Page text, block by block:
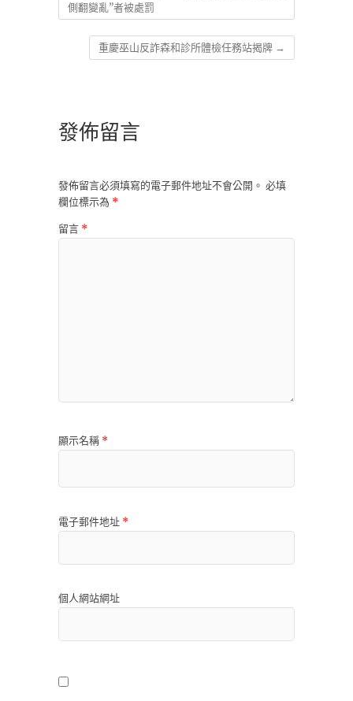
側翻變亂”者被處罰
重慶巫山反詐森和診所體檢任務站揭牌 →
發佈留言
發佈留言必須填寫的電子郵件地址不會公開。 必填
欄位標示為 *
留言 *
顯示名稱 *
電子郵件地址 *
個人網站網址